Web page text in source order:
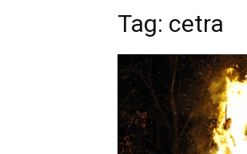
Tag: cetra